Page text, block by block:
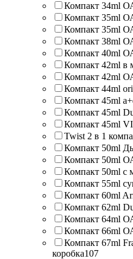
Компакт 34ml
Компакт 35ml
Компакт 35ml
Компакт 38ml
Компакт 40ml
Компакт 42ml в
Компакт 42ml
Компакт 44ml
Компакт 45ml
Компакт 45ml
Компакт 45ml
Twist 2 в 1
Компакт 50ml
Компакт 50ml
Компакт 50ml с
Компакт 55ml
Компакт 60ml
Компакт 62ml
Компакт 64ml
Компакт 66ml
Компакт 67ml
коробка107